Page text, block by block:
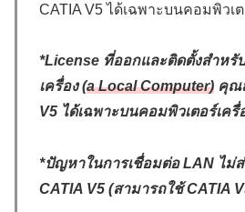
CATIA V5 ได้เฉพาะบนคอมพิวเ
*License ที่ออกและติดตั้งสำหรั
เครื่อง (a Local Computer) คุณ
V5 ได้เฉพาะบนคอมพิวเตอร์เครื่
*ปัญหาในการเชื่อมต่อLAN ไม่
CATIA V5 (สามารถใช้CATIA V